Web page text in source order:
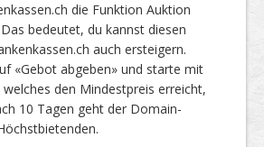
die Funktion Auktion
bedeutet, du kannst diesen
auch ersteigern.
«Gebot abgeben» und starte mit
den Mindestpreis erreicht,
10 Tagen geht der Domain-